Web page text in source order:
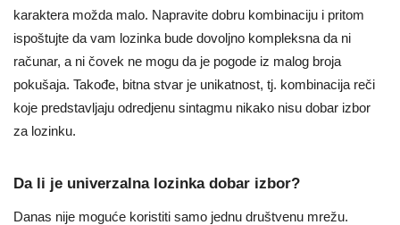
karaktera možda malo. Napravite dobru kombinaciju i pritom
ispoštujte da vam lozinka bude dovoljno kompleksna da ni
računar, a ni čovek ne mogu da je pogode iz malog broja
pokušaja. Takođe, bitna stvar je unikatnost, tj. kombinacija reči
koje predstavljaju odredjenu sintagmu nikako nisu dobar izbor
za lozinku.
Da li je univerzalna lozinka dobar izbor?
Danas nije moguće koristiti samo jednu društvenu mrežu.